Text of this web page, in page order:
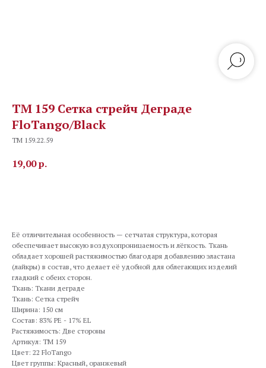
TM 159 Сетка стрейч Деграде
FloTango/Black
TM 159.22.59
19,00р.
Её отличительная особенность — сетчатая структура, которая
обеспечивает высокую воздухопроницаемость и лёгкость. Ткань
обладает хорошей растяжимостью благодаря добавлению эластана
(лайкры) в состав, что делает её удобной для облегающих изделий
гладкий с обеих сторон.
Ткань: Ткани деграде
Ткань: Сетка стрейч
Ширина: 150 см
Состав: 83% PE - 17% EL
Растяжимость: Две стороны
Артикул: TM 159
Цвет: 22 FloTango
Цвет группы: Красный, оранжевый